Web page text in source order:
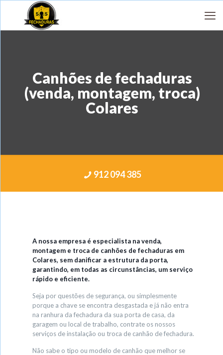
Canhões de fechaduras
(venda, montagem, troca)
Colares
912 094 385
A nossa empresa é especialista na venda,
montagem e troca de canhões de fechaduras em
Colares, sem danificar a estrutura da porta,
garantindo, em todas as circunstâncias, um serviço
rápido e eficiente.
Seja por questões de segurança, ou simplesmente
porque a chave se encontra desgastada e já não entra
na ranhura da fechadura da sua porta de casa, da
garagem ou local de trabalho, contrate os nossos
serviços de instalação ou troca de canhão de fechadura.
Não sabe o tipo ou modelo de canhão que melhor se